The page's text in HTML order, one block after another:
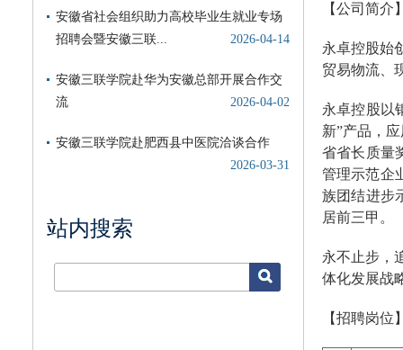
站内搜索
【公司简介
永卓控股始
贸易物流、
永卓控股以
新”产品，
省省长质量
管理示范企
族团结进步
居前三甲。
永不止步，
体化发展战
【招聘岗位